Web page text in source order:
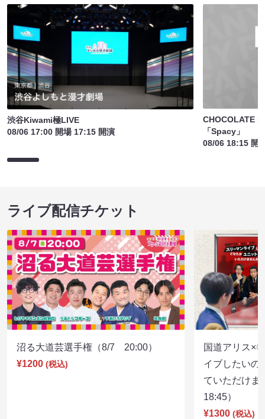
渋谷Kiwami極LIVE
08/06 17:00 開場 17:15 開演
CHOCOLATE
「Spacy」
08/06 18:15 開
ライブ配信チケット
沼る大道芸選手権（8/7 20:00）
¥1200 (税込)
国道アリス×
イブしたいの
ていただけ
18:45）
¥1300 (税込)